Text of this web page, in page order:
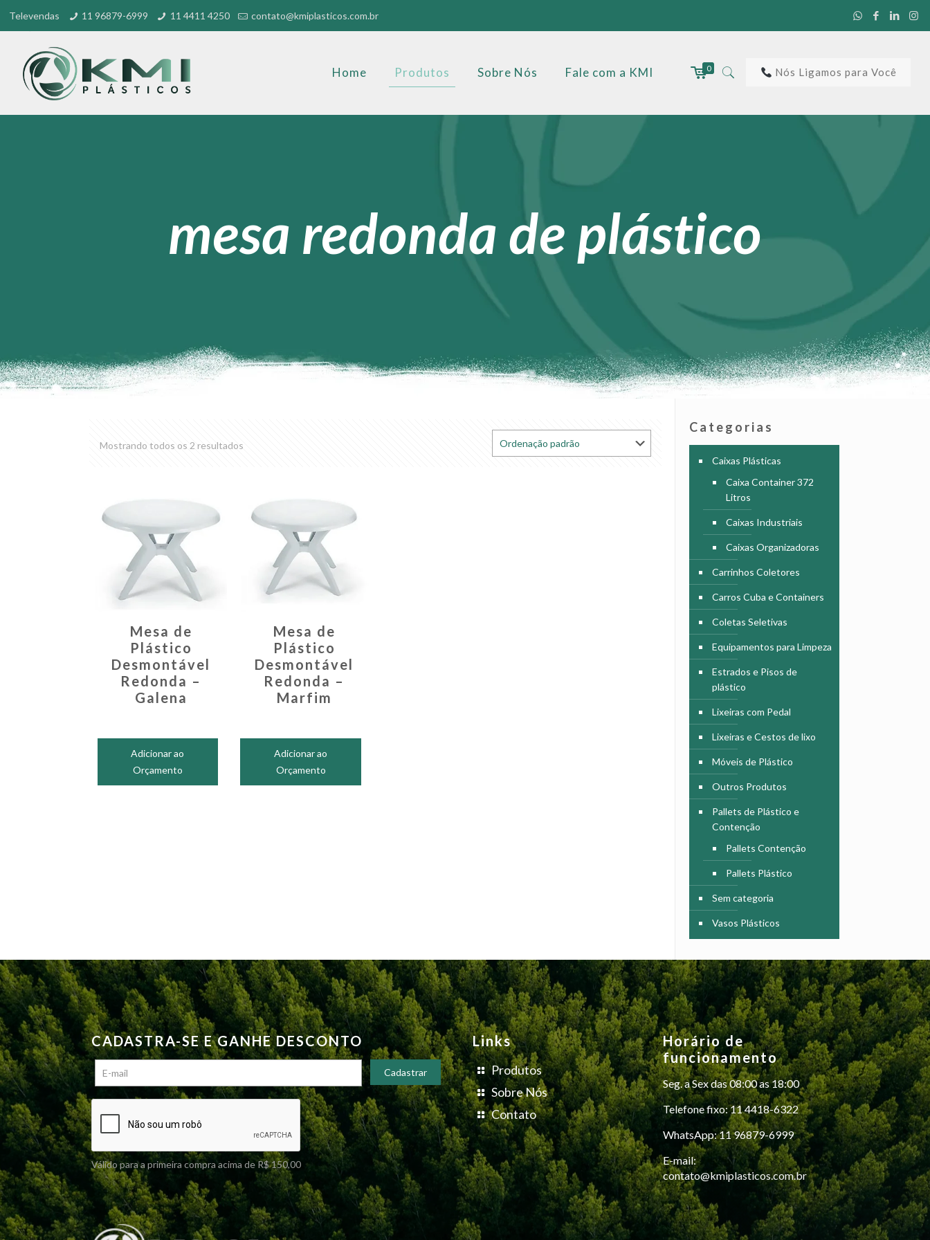
Televendas 11 96879-6999 11 4411 4250 contato@kmiplasticos.com.br
Home Produtos Sobre Nós Fale com a KMI 0 Nós Ligamos para Você
mesa redonda de plástico
Mostrando todos os 2 resultados
Mesa de
Plástico
Desmontável
Redonda –
Galena
Adicionar ao
Orçamento
Mesa de
Plástico
Desmontável
Redonda –
Marfim
Adicionar ao
Orçamento
Categorias
Caixas Plásticas
Caixa Container 372
Litros
Caixas Industriais
Caixas Organizadoras
Carrinhos Coletores
Carros Cuba e Containers
Coletas Seletivas
Equipamentos para Limpeza
Estrados e Pisos de
plástico
Lixeiras com Pedal
Lixeiras e Cestos de lixo
Móveis de Plástico
Outros Produtos
Pallets de Plástico e
Contenção
Pallets Contenção
Pallets Plástico
Sem categoria
Vasos Plásticos
CADASTRA-SE E GANHE DESCONTO
Válido para a primeira compra acima de R$ 150,00
Links
Produtos
Sobre Nós
Contato
Horário de
funcionamento
Seg. a Sex das 08:00 as 18:00
Telefone fixo: 11 4418-6322
WhatsApp: 11 96879-6999
E-mail:
contato@kmiplasticos.com.br